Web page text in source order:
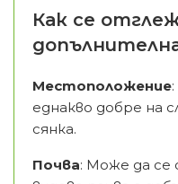
Как се
Местоположение
еднакво добре на
сянка.
Почва: Може да се